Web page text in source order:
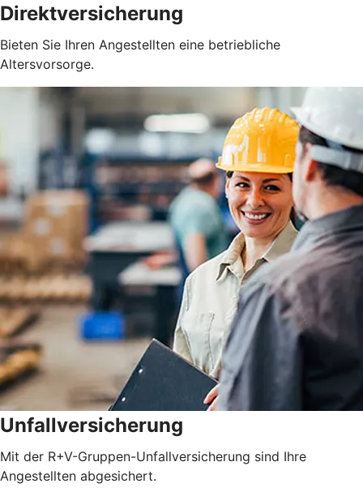
Direktversicherung
Bieten Sie Ihren Angestellten eine betriebliche
Altersvorsorge.
Unfallversicherung
Mit der R+V-Gruppen-Unfallversicherung sind Ihre
Angestellten abgesichert.